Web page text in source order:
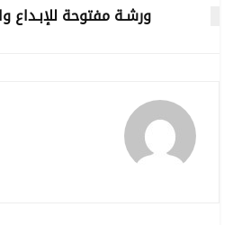
ورشـة مفتوحة للإبـداع